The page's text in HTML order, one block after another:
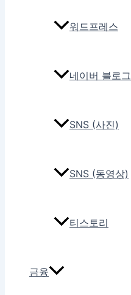
워드프레스
네이버 블로그
SNS (사진)
SNS (동영상)
티스토리
금융